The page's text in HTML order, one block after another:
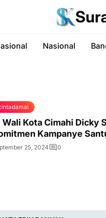
Nasional
Wali Kota Cimahi Dicky
Kampanye
25, 2024 0